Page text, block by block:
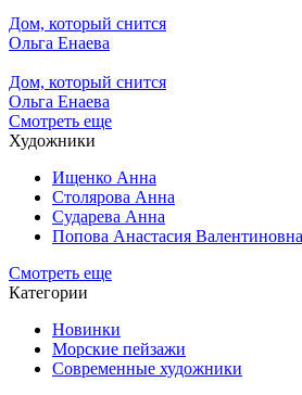
Дом, который снится
Ольга Енаева
Дом, который снится
Ольга Енаева
Смотреть еще
Художники
Ищенко Анна
Столярова Анна
Сударева Анна
Попова Анастасия
Смотреть еще
Категории
Новинки
Морские пейзажи
Современные художники